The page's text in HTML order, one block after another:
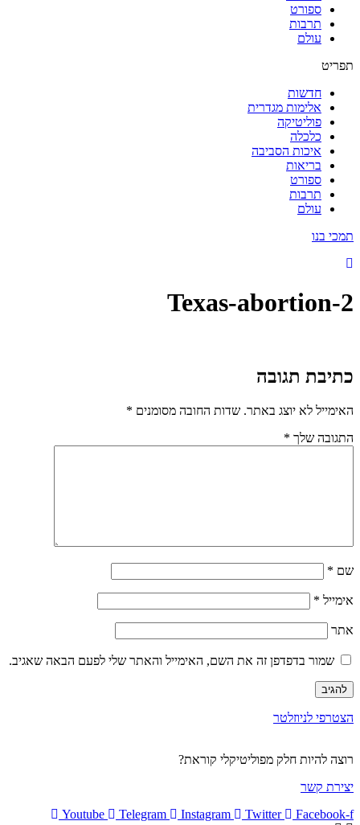
ספורט
תרבות
עולם
תפריט
חדשות
אלימות מגדרית
פוליטיקה
כלכלה
איכות הסביבה
בריאות
ספורט
תרבות
עולם
תמכי בנו
Texas-abortion-2
כתיבת תגובה
האימייל לא יוצג באתר. שדות החובה מסומנים *
התגובה שלך *
שם *
אימייל *
אתר
שמור בדפדפן זה את השם, האימייל והאתר שלי לפעם הבאה שאגיב.
הצטרפי לניוזלטר
רוצה להיות חלק מפוליטיקלי קוראת?
יצירת קשר
Youtube
Telegram Instagram Twitter
Facebook-f